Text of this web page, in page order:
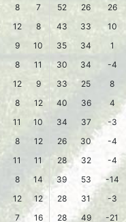
8 7 52 26
26
12 8 43 33
10
9 10 35 34
1
8 11 30 34
-4
12 9 33 25
8
8 12 40 36
4
11 10 34 37
-3
8 12 26 30
-4
11 11 28 32
-4
8 14 39 53
-14
12 12 28 31
-3
7 16 28 49 -21